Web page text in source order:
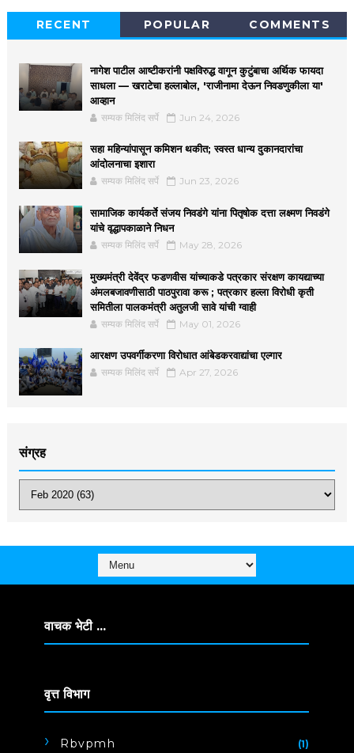
RECENT POPULAR COMMENTS
नागेश पाटील आष्टीकरांनी पक्षविरुद्ध वागून कुटुंबाचा अर्थिक फायदा
साधला — खराटेचा हल्लाबोल, 'राजीनामा देऊन निवडणुकीला या'
आव्हान
सम्यक मिलिंद सर्पे Jun 24, 2026
सहा महिन्यांपासून कमिशन थकीत; स्वस्त धान्य दुकानदारांचा
आंदोलनाचा इशारा
सम्यक मिलिंद सर्पे Jun 23, 2026
सामाजिक कार्यकर्ते संजय निवडंगे यांना पितृषोक दत्ता लक्ष्मण निवडंगे
यांचे वृद्धापकाळाने निधन
सम्यक मिलिंद सर्पे May 28, 2026
मुख्यमंत्री देवेंद्र फडणवीस यांच्याकडे पत्रकार संरक्षण कायद्याच्या
अंमलबजावणीसाठी पाठपुरावा करू ; पत्रकार हल्ला विरोधी कृती
समितीला पालकमंत्री अतुलजी सावे यांची ग्वाही
सम्यक मिलिंद सर्पे May 01, 2026
आरक्षण उपवर्गीकरणा विरोधात आंबेडकरवाद्यांचा एल्गार
सम्यक मिलिंद सर्पे Apr 27, 2026
संग्रह
वाचक भेटी ...
वृत्त विभाग
Rbvpmh (1)